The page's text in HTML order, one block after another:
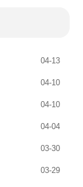
04-13
04-10
04-10
04-04
03-30
03-29